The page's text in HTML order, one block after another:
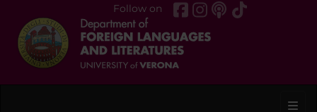
Follow on